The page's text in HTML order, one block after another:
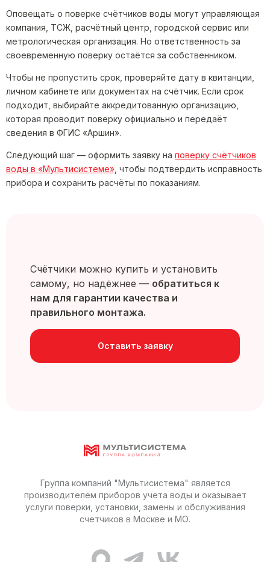
Оповещать о поверке счётчиков воды могут управляющая
компания, ТСЖ, расчётный центр, городской сервис или
метрологическая организация. Но ответственность за
своевременную поверку остаётся за собственником.
Чтобы не пропустить срок, проверяйте дату в квитанции,
личном кабинете или документах на счётчик. Если срок
подходит, выбирайте аккредитованную организацию,
которая проводит поверку официально и передаёт
сведения в ФГИС «Аршин».
Следующий шаг — оформить заявку на поверку счётчиков
воды в «Мультисистеме», чтобы подтвердить исправность
прибора и сохранить расчёты по показаниям.
Счётчики можно купить и установить
самому, но надёжнее — обратиться к
нам для гарантии качества и
правильного монтажа.
Оставить заявку
Группа компаний "Мультисистема" является
производителем приборов учета воды и оказывает
услуги поверки, установки, замены и обслуживания
счетчиков в Москве и МО.